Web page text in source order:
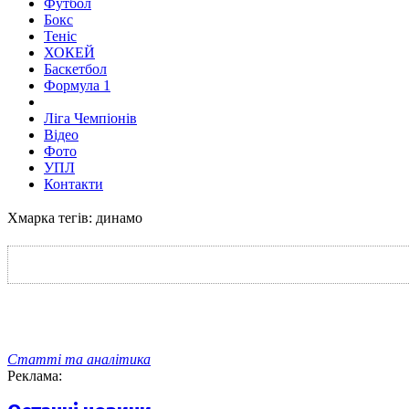
Футбол
Бокс
Теніс
ХОКЕЙ
Баскетбол
Формула 1
Ліга Чемпіонів
Відео
Фото
УПЛ
Контакти
Хмарка тегів: динамо
Статті та аналітика
Реклама: